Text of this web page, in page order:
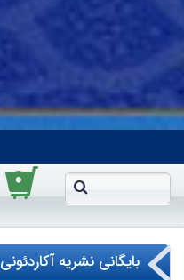
۰
بایگانی نشریه آکاردئونی